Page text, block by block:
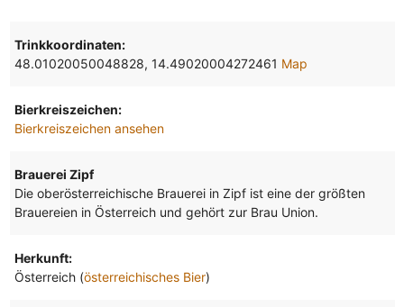
Trinkkoordinaten:
48.01020050048828, 14.49020004272461 Map
Bierkreiszeichen:
Bierkreiszeichen ansehen
Brauerei Zipf
Die oberösterreichische Brauerei in Zipf ist eine der größten
Brauereien in Österreich und gehört zur Brau Union.
Herkunft:
Österreich (österreichisches Bier)